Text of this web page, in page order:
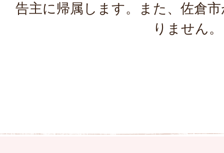
告主に帰属します。また、佐倉
りません。